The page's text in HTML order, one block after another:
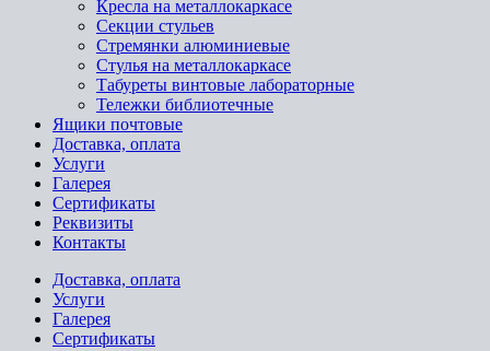
Кресла на металлокаркасе
Секции стульев
Стремянки алюминиевые
Стулья на металлокаркасе
Табуреты винтовые лабораторные
Тележки библиотечные
Ящики почтовые
Доставка, оплата
Услуги
Галерея
Сертификаты
Реквизиты
Контакты
Доставка, оплата
Услуги
Галерея
Сертификаты